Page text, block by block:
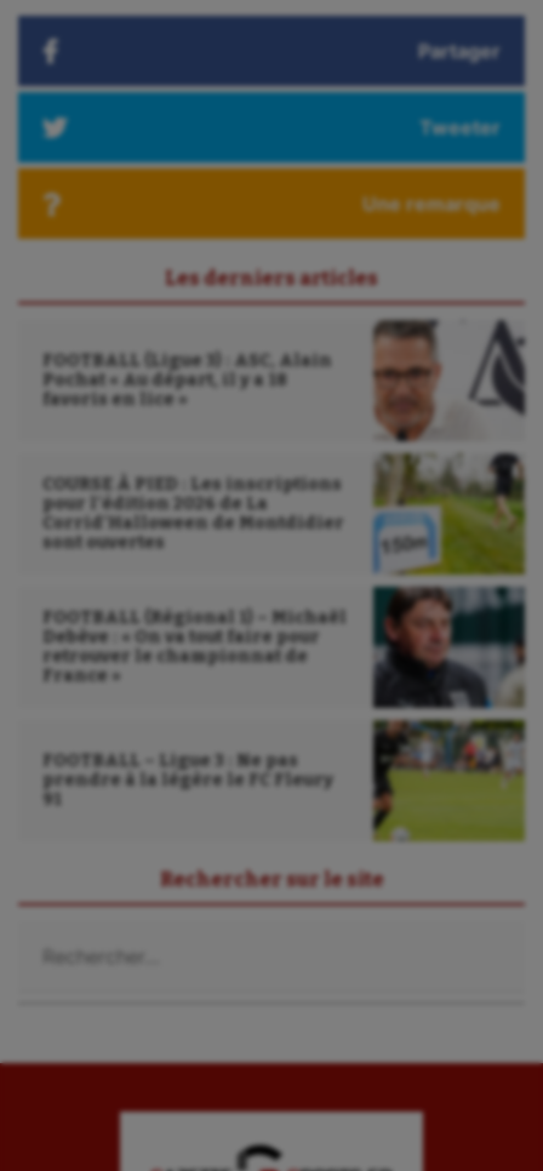
Partager
Tweeter
Une remarque
Les derniers articles
FOOTBALL (Ligue 3) : ASC, Alain
Pochat « Au départ, il y a 18
favoris en lice »
COURSE À PIED : Les inscriptions
pour l’édition 2026 de La
Corrid’Halloween de Montdidier
sont ouvertes
FOOTBALL (Régional 1) – Michaël
Debève : « On va tout faire pour
retrouver le championnat de
France »
FOOTBALL – Ligue 3 : Ne pas
prendre à la légère le FC Fleury
91
Rechercher sur le site